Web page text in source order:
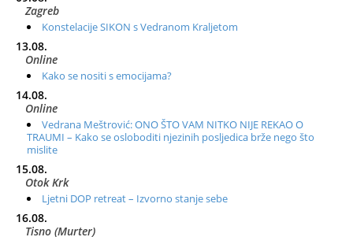
Zagreb
Konstelacije SIKON s Vedranom Kraljetom
13.08.
Online
Kako se nositi s emocijama?
14.08.
Online
Vedrana Meštrović: ONO ŠTO VAM NITKO NIJE REKAO O
TRAUMI – Kako se osloboditi njezinih posljedica brže nego što
mislite
15.08.
Otok Krk
Ljetni DOP retreat – Izvorno stanje sebe
16.08.
Tisno (Murter)